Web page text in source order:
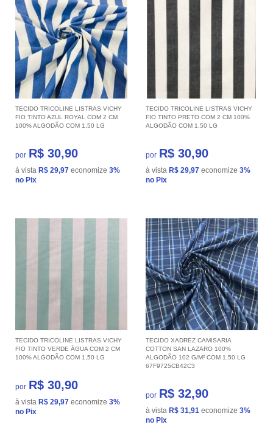
TECIDO TRICOLINE LISTRAS VICHY
FIO TINTO AZUL ROYAL COM 2 CM
100% ALGODÃO COM 1,50 LG
por R$ 30,90
à vista R$ 29,97 economize 3%
no Pix
TECIDO TRICOLINE LISTRAS VICHY
FIO TINTO PRETO COM 2 CM 100%
ALGODÃO COM 1,50 LG
por R$ 30,90
à vista R$ 29,97 economize 3%
no Pix
TECIDO TRICOLINE LISTRAS VICHY
FIO TINTO VERDE ÁGUA COM 2 CM
100% ALGODÃO COM 1,50 LG
por R$ 30,90
à vista R$ 29,97 economize 3%
no Pix
TECIDO XADREZ CAMISARIA
COTTON SAN LAZARO 100%
ALGODÃO 102 G/M² COM 1,50 LG
67F9725CB42C3
por R$ 32,90
à vista R$ 31,91 economize 3%
no Pix